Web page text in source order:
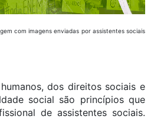
com imagens enviadas por assistentes sociais
dos direitos sociais e
social são princípios que
de assistentes sociais.